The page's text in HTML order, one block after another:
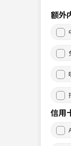
额外
信用